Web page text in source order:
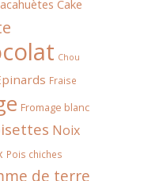
Cake
Chou
Fraise
Fromage blanc
Noix
Pois chiches
de terre